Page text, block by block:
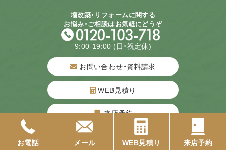
増改築・リフォームに関する
お悩み・ご相談はお気軽にどうぞ
9:00-19:00 (日・祝定休)
お問い合わせ・資料請求
WEB見積り
来店予約
お電話 メール WEB見積り 来店予約